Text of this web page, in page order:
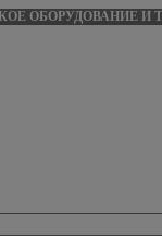
ОБОРУДОВАНИЕ И